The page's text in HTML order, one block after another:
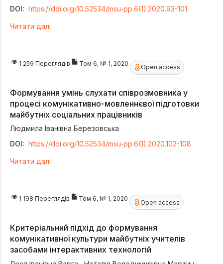
DOI: https://doi.org/10.52534/msu-pp.6(1).2020.93-101
Читати далі
1 259 Переглядів Том 6, № 1, 2020 Open access
Формування умінь слухати співрозмовника у
процесі комунікативно-мовленнєвої підготовки
майбутніх соціальних працівників
Людмила Іванівна Березовська
DOI: https://doi.org/10.52534/msu-pp.6(1).2020.102-108
Читати далі
1 198 Переглядів Том 6, № 1, 2020 Open access
Критеріальний підхід до формування
комунікативної культури майбутніх учителів
засобами інтерактивних технологій